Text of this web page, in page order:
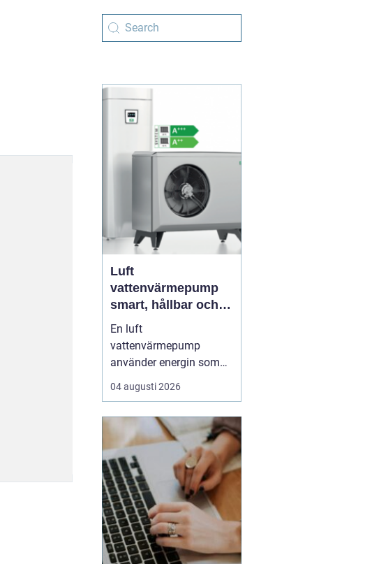
Luft
vattenvärmepump
smart, hållbar och
enkel uppvärmning
av huset
En luft
vattenvärmepump
använder energin som
redan finns i
utomhusluften för att
varmvatten. Den kräver
varken borrhål eller
grävning och kan sänka
uppvärmningskostnaden
med upp till omkring
7580 % jämfört med
äldre el- eller olje...
04 augusti 2026